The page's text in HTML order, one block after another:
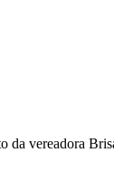
da vereadora